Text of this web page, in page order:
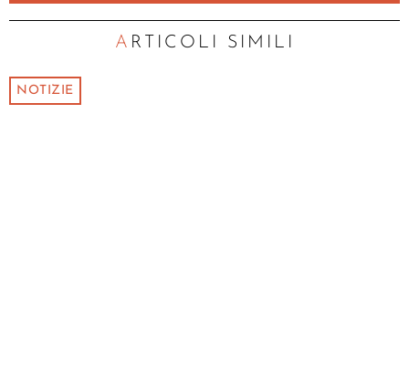
ARTICOLI SIMILI
NOTIZIE